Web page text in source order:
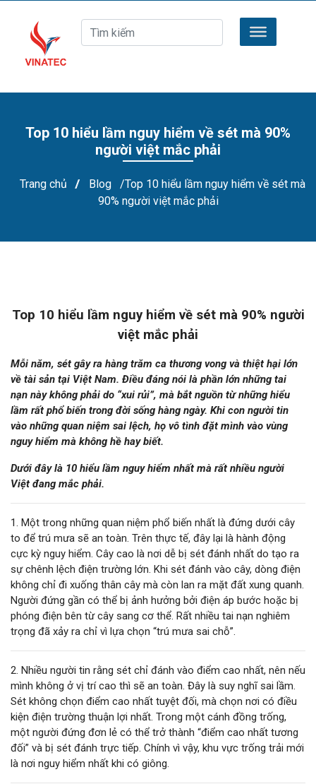
Top 10 hiểu lầm nguy hiểm về sét mà 90%
người việt mắc phải
Trang chủ / Blog
/Top 10 hiểu lầm nguy hiểm về sét mà
90% người việt mắc phải
Top 10 hiểu lầm nguy hiểm về sét mà 90% người
việt mắc phải
Mỗi năm, sét gây ra hàng trăm ca thương vong và thiệt hại lớn
về tài sản tại Việt Nam. Điều đáng nói là phần lớn những tai
nạn này không phải do “xui rủi”, mà bắt nguồn từ những hiểu
lầm rất phổ biến trong đời sống hàng ngày. Khi con người tin
vào những quan niệm sai lệch, họ vô tình đặt mình vào vùng
nguy hiểm mà không hề hay biết.
Dưới đây là 10 hiểu lầm nguy hiểm nhất mà rất nhiều người
Việt đang mắc phải.
1. Một trong những quan niệm phổ biến nhất là đứng dưới cây
to để trú mưa sẽ an toàn. Trên thực tế, đây lại là hành động
cực kỳ nguy hiểm. Cây cao là nơi dễ bị sét đánh nhất do tạo ra
sự chênh lệch điện trường lớn. Khi sét đánh vào cây, dòng điện
không chỉ đi xuống thân cây mà còn lan ra mặt đất xung quanh.
Người đứng gần có thể bị ảnh hưởng bởi điện áp bước hoặc bị
phóng điện bên từ cây sang cơ thể. Rất nhiều tai nạn nghiêm
trọng đã xảy ra chỉ vì lựa chọn “trú mưa sai chỗ”.
2. Nhiều người tin rằng sét chỉ đánh vào điểm cao nhất, nên nếu
mình không ở vị trí cao thì sẽ an toàn. Đây là suy nghĩ sai lầm.
Sét không chọn điểm cao nhất tuyệt đối, mà chọn nơi có điều
kiện điện trường thuận lợi nhất. Trong một cánh đồng trống,
một người đứng đơn lẻ có thể trở thành “điểm cao nhất tương
đối” và bị sét đánh trực tiếp. Chính vì vậy, khu vực trống trải mới
là nơi nguy hiểm nhất khi có giông.